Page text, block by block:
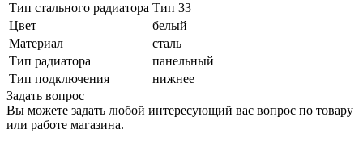
Тип стального радиатора Тип 33
Цвет
белый
Материал
сталь
Тип радиатора
панельный
Тип подключения
нижнее
Задать вопрос
Вы можете задать любой интересующий вас вопрос по товару
или работе магазина.